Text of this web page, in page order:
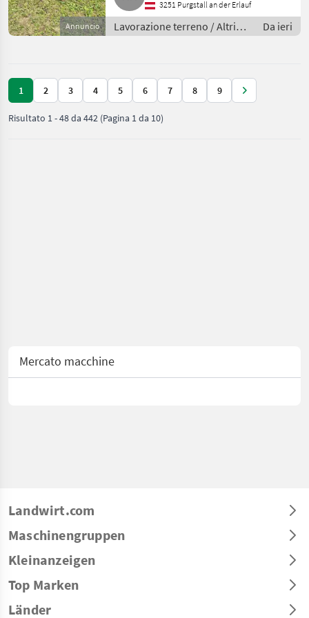
Annuncio
3251 Purgstall an der Erlauf
Lavorazione terreno / Altri
attrezzi per lavorazione
Da ieri
1 2 3 4 5 6 7 8 9
Risultato 1-48da 442 (Pagina 1 da 10)
Mercato macchine
Landwirt.com
Maschinengruppen
Kleinanzeigen
Top Marken
Länder